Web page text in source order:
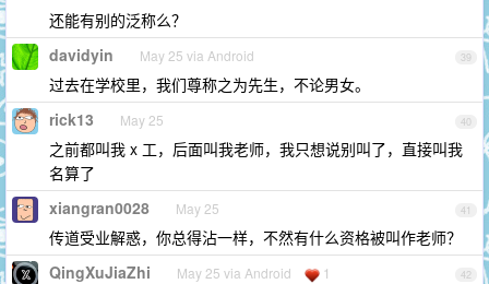
还能有别的泛称么？
39
davidyin May 25 via Android
过去在学校里，我们尊称之为先生，不论男女。
40
rick13 May 25
之前都叫我 x 工，后面叫我老师，我只想说别叫了，直接叫我
名算了
41
xiangran0028 May 25
传道受业解惑，你总得沾一样，不然有什么资格被叫作老师？
42
QingXuJiaZhi May 25 via Android 1